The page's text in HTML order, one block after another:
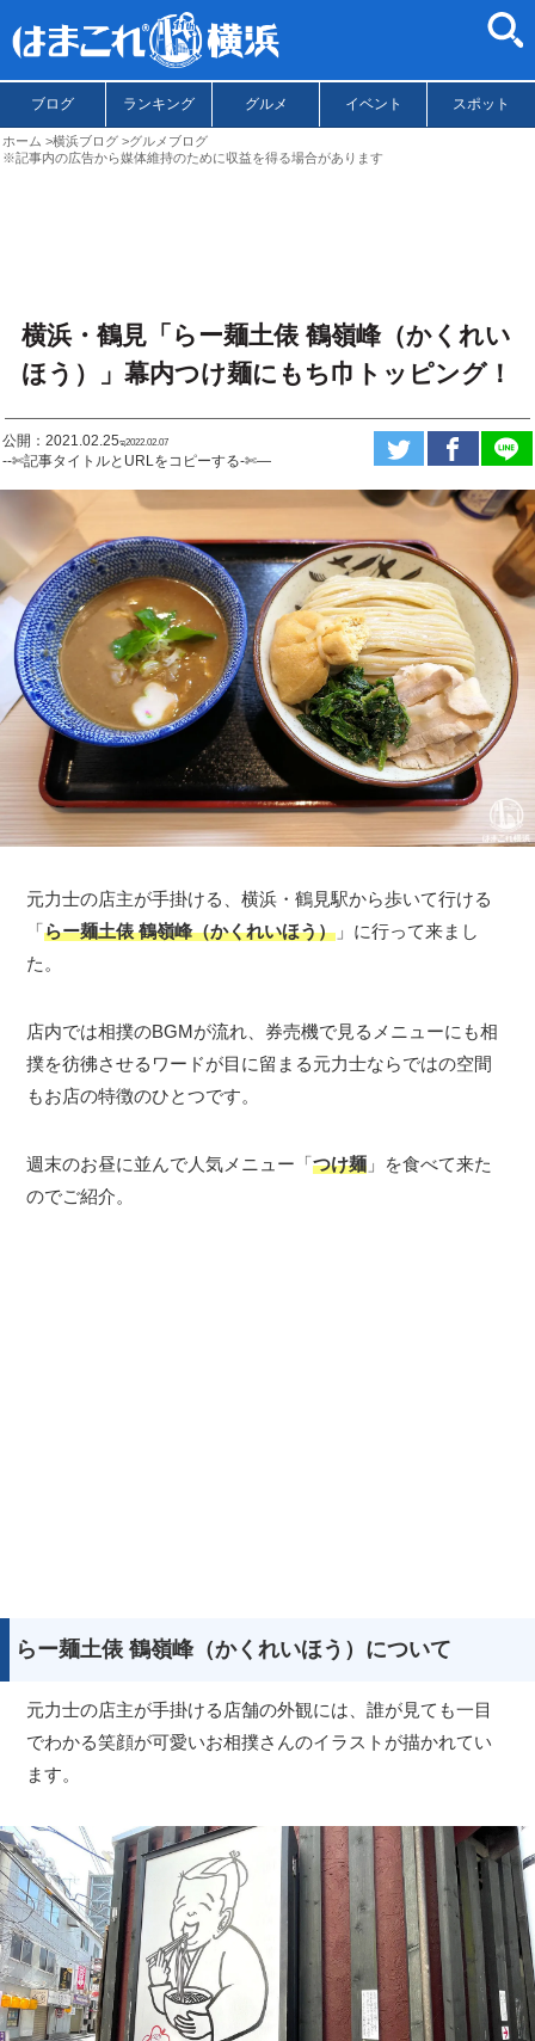
ブログ ランキング グルメ イベント スポット
ホーム 横浜ブログ
グルメブログ
※記事内の広告から媒体維持のために収益を得る場合があります
横浜・鶴見「らー麺土俵 鶴嶺峰（かくれい
ほう）」幕内つけ麺にもち巾トッピング！
公開：2021.02.25ಇ2022.02.07
--✄記事タイトルとURLをコピーする-✄—
元力士の店主が手掛ける、横浜・鶴見駅から歩いて行ける
「らー麺土俵 鶴嶺峰（かくれいほう） 」に行って来まし
た。
店内では相撲のBGMが流れ、券売機で見るメニューにも相
撲を彷彿させるワードが目に留まる元力士ならではの空間
もお店の特徴のひとつです。
週末のお昼に並んで人気メニュー「つけ麺 」を食べて来た
のでご紹介。
らー麺土俵 鶴嶺峰（かくれいほう）について
元力士の店主が手掛ける店舗の外観には、誰が見ても一目
でわかる笑顔が可愛いお相撲さんのイラストが描かれてい
ます。